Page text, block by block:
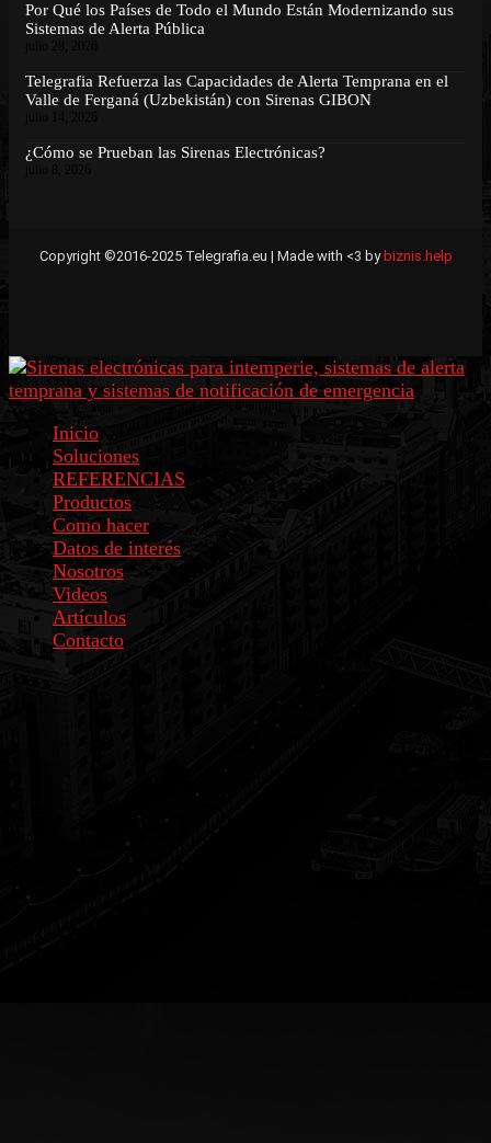
Por Qué los Países de Todo el Mundo Están Modernizando sus
Sistemas de Alerta Pública
Telegrafia Refuerza las Capacidades de Alerta Temprana en el
Valle de Ferganá (Uzbekistán) con Sirenas GIBON
¿Cómo se Prueban las Sirenas Electrónicas?
Copyright ©2016-2025 Telegrafia.eu | Made with <3 by biznis.help
Inicio
Soluciones
REFERENCIAS
Productos
Como hacer
Datos de interés
Nosotros
Videos
Artículos
Contacto